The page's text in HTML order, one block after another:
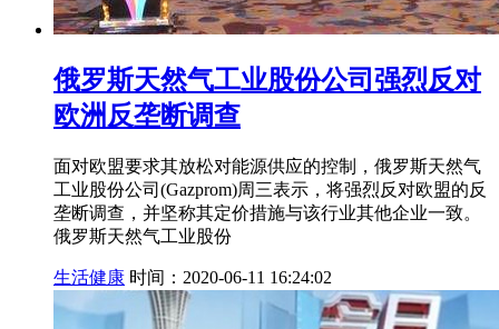
俄罗斯天然气工业股份公司强烈反对
欧洲反垄断调查
面对欧盟要求其放松对能源供应的控制，俄罗斯天然气
工业股份公司(Gazprom)周三表示，将强烈反对欧盟的反
垄断调查，并坚称其定价措施与该行业其他企业一致。
俄罗斯天然气工业股份
生活健康 时间：2020-06-11 16:24:02